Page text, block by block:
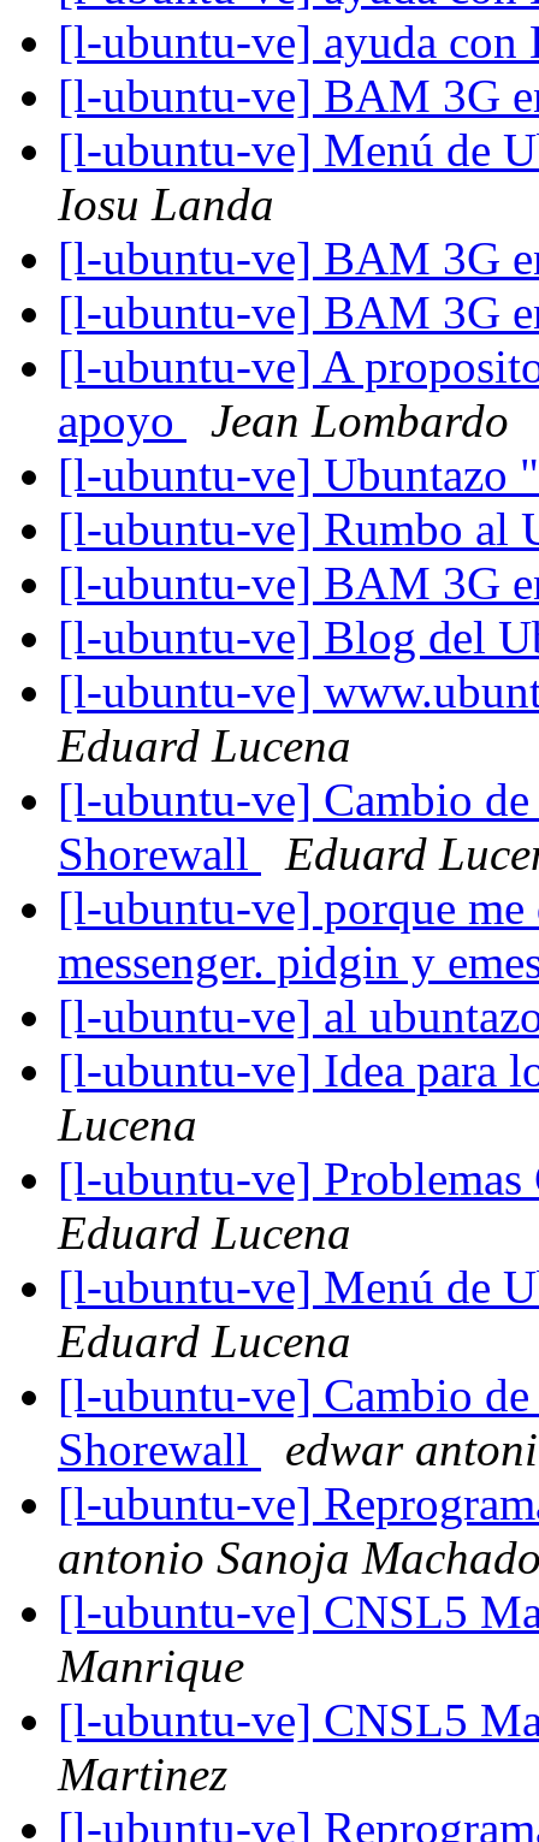
[l-ubuntu-ve] ayuda
[l-ubuntu-ve] BAM 3G
[l-ubuntu-ve] Menú de
Iosu Landa
[l-ubuntu-ve] BAM 3G
[l-ubuntu-ve] BAM 3G
[l-ubuntu-ve] A
apoyo
Jean Lombardo
[l-ubuntu-ve] Ubuntazo
[l-ubuntu-ve] Rumbo al
[l-ubuntu-ve] BAM 3G
[l-ubuntu-ve] Blog del
[l-ubuntu-ve]
Eduard Lucena
[l-ubuntu-ve] Cambio
Shorewall
Eduard
[l-ubuntu-ve] porque
messenger. pidgin y
[l-ubuntu-ve] al
[l-ubuntu-ve] Idea para
Lucena
[l-ubuntu-ve]
Eduard Lucena
[l-ubuntu-ve] Menú de
Eduard Lucena
[l-ubuntu-ve] Cambio
Shorewall
edwar
[l-ubuntu-ve]
antonio Sanoja
[l-ubuntu-ve] CNSL5
Manrique
[l-ubuntu-ve] CNSL5
Martinez
[l-ubuntu-ve]